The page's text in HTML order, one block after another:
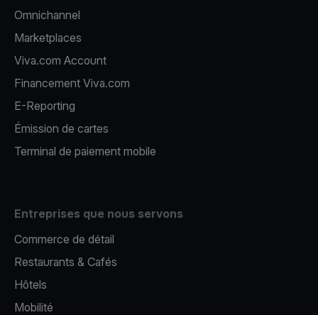
Omnichannel
Marketplaces
Viva.com Account
Financement Viva.com
E-Reporting
Émission de cartes
Terminal de paiement mobile
Entreprises que nous servons
Commerce de détail
Restaurants & Cafés
Hôtels
Mobilité